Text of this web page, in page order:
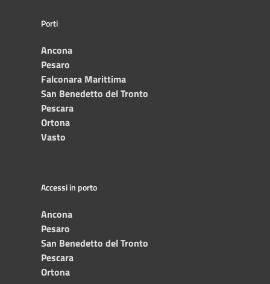
Porti
Ancona
Pesaro
Falconara Marittima
San Benedetto del Tronto
Pescara
Ortona
Vasto
Accessi in porto
Ancona
Pesaro
San Benedetto del Tronto
Pescara
Ortona